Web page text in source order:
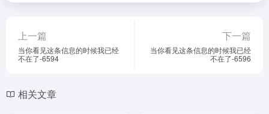
上一篇
当你看见这条信息的时候我已经
不在了-6594
下一篇
当你看见这条信息的时候我已经
不在了-6596
相关文章